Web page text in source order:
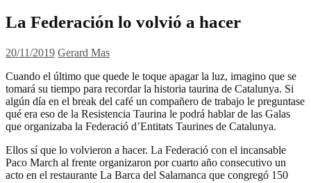
La Federación lo volvió a hacer
20/11/2019 Gerard Mas
Cuando el último que quede le toque apagar la luz, imagino que se
tomará su tiempo para recordar la historia taurina de Catalunya. Si
algún día en el break del café un compañero de trabajo le preguntase
qué era eso de la Resistencia Taurina le podrá hablar de las Galas
que organizaba la Federació d’Entitats Taurines de Catalunya.
Ellos sí que lo volvieron a hacer. La Federació con el incansable
Paco March al frente organizaron por cuarto año consecutivo un
acto en el restaurante La Barca del Salamanca que congregó 150